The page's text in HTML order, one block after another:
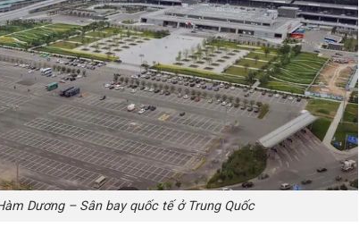
Dương – Sân bay quốc tế ở Trung Quốc